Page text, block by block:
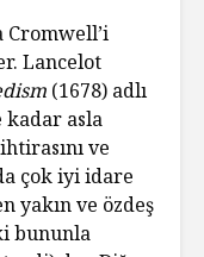
Lancelot
(1678) adlı
kadar asla
ve
çok iyi idare
yakın ve özdeş
bununla